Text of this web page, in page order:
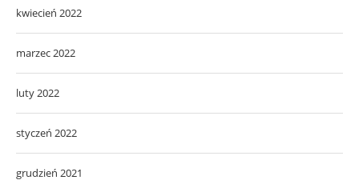
kwiecień 2022
marzec 2022
luty 2022
styczeń 2022
grudzień 2021